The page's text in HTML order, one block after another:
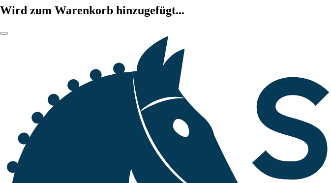
Wird zum Warenkorb hinzugefügt...